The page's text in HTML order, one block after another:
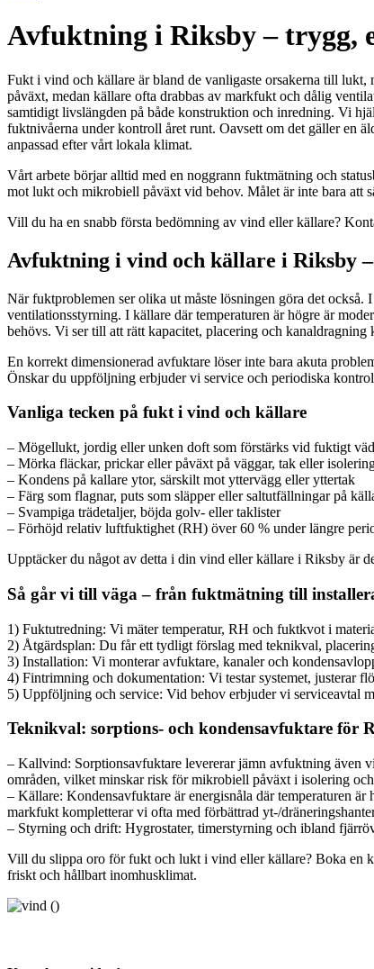
Avfuktning i Riksby – trygg,
Fukt i vind och källare är bland de vanligaste orsakerna till
påväxt, medan källare ofta drabbas av markfukt och dålig
samtidigt livslängden på både konstruktion och inredning. Vi
fuktnivåerna under kontroll året runt. Oavsett om det gäller en
anpassad efter vårt lokala klimat.
Vårt arbete börjar alltid med en noggrann fuktmätning och
mot lukt och mikrobiell påväxt vid behov. Målet är inte bara att
Vill du ha en snabb första bedömning av vind eller källare?
Avfuktning i vind och källare i Riksby
När fuktproblemen ser olika ut måste lösningen göra det
ventilationsstyrning. I källare där temperaturen är högre är
behövs. Vi ser till att rätt kapacitet, placering och
En korrekt dimensionerad avfuktare löser inte bara akuta
Önskar du uppföljning erbjuder vi service och periodiska
Vanliga tecken på fukt i vind och källare
– Mögellukt, jordig eller unken doft som förstärks vid fuktigt
– Mörka fläckar, prickar eller påväxt på väggar, tak eller
– Kondens på kallare ytor, särskilt mot yttervägg eller yttertak
– Färg som flagnar, puts som släpper eller saltutfällningar på
– Svampiga trädetaljer, böjda golv- eller taklister
– Förhöjd relativ luftfuktighet (RH) över 60 % under längre
Upptäcker du något av detta i din vind eller källare i Riksby är
Så går vi till väga – från fuktmätning till
1) Fuktutredning: Vi mäter temperatur, RH och fuktkvot i
2) Åtgärdsplan: Du får ett tydligt förslag med teknikval,
3) Installation: Vi monterar avfuktare, kanaler och
4) Fintrimning och dokumentation: Vi testar systemet, justerar
5) Uppföljning och service: Vid behov erbjuder vi serviceavtal
Teknikval: sorptions- och kondensavfuktare för
– Kallvind: Sorptionsavfuktare levererar jämn avfuktning även
områden, vilket minskar risk för mikrobiell påväxt i isolering
– Källare: Kondensavfuktare är energisnåla där temperaturen
markfukt kompletterar vi ofta med förbättrad yt-/
– Styrning och drift: Hygrostater, timerstyrning och ibland
Vill du slippa oro för fukt och lukt i vind eller källare? Boka en
friskt och hållbart inomhusklimat.